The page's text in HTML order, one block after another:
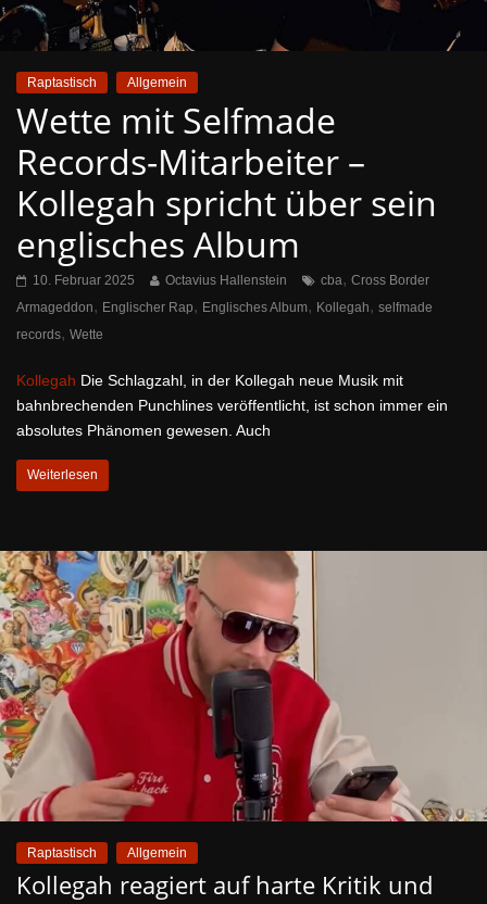
Raptastisch Allgemein
Wette mit Selfmade
Records-Mitarbeiter –
Kollegah spricht über sein
englisches Album
10. Februar 2025 Octavius Hallenstein cba, Cross Border
Armageddon, Englischer Rap, Englisches Album, Kollegah, selfmade
records, Wette
Kollegah Die Schlagzahl, in der Kollegah neue Musik mit
bahnbrechenden Punchlines veröffentlicht, ist schon immer ein
absolutes Phänomen gewesen. Auch
Weiterlesen
Raptastisch Allgemein
Kollegah reagiert auf harte Kritik und